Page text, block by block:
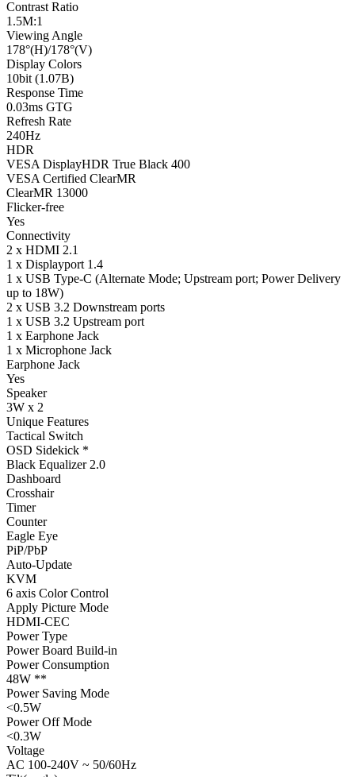
Contrast Ratio
1.5M:1
Viewing Angle
178°(H)/178°(V)
Display Colors
10bit (1.07B)
Response Time
0.03ms GTG
Refresh Rate
240Hz
HDR
VESA DisplayHDR True Black 400
VESA Certified ClearMR
ClearMR 13000
Flicker-free
Yes
Connectivity
2 x HDMI 2.1
1 x Displayport 1.4
1 x USB Type-C (Alternate Mode; Upstream port; Power Delivery
up to 18W)
2 x USB 3.2 Downstream ports
1 x USB 3.2 Upstream port
1 x Earphone Jack
1 x Microphone Jack
Earphone Jack
Yes
Speaker
3W x 2
Unique Features
Tactical Switch
OSD Sidekick *
Black Equalizer 2.0
Dashboard
Crosshair
Timer
Counter
Eagle Eye
PiP/PbP
Auto-Update
KVM
6 axis Color Control
Apply Picture Mode
HDMI-CEC
Power Type
Power Board Build-in
Power Consumption
48W **
Power Saving Mode
<0.5W
Power Off Mode
<0.3W
Voltage
AC 100-240V ~ 50/60Hz